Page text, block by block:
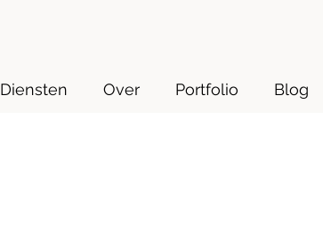
Diensten Over Portfolio Blog